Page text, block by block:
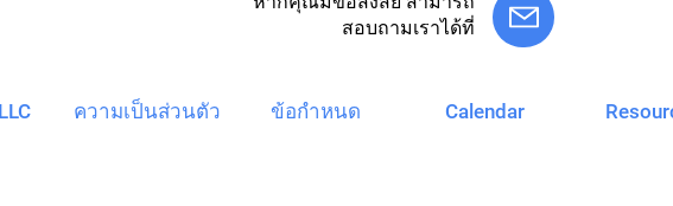
สอบถามเราได้ที่
ความเป็นส่วนตัว ข้อกำหนด Calendar